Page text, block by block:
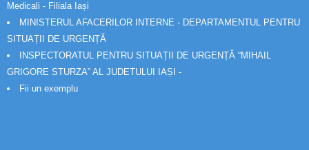
Medicali - Filiala Iași
MINISTERUL AFACERILOR INTERNE - DEPARTAMENTUL PENTRU
SITUAȚII DE URGENȚĂ
INSPECTORATUL PENTRU SITUAȚII DE URGENȚĂ “MIHAIL
GRIGORE STURZA” AL JUDETULUI IAȘI -
Fii un exemplu